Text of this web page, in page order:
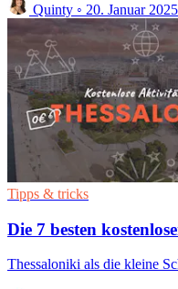
Quinty ◦ 20. Januar 2025
Tipps & tricks
Die 7 besten
Thessaloniki als die kleine